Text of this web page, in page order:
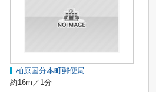
柏原国分本町郵便局
約16m／1分